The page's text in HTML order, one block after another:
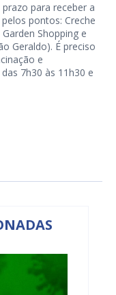
para receber a
pontos: Creche
Shopping e
Geraldo). É preciso
e
7h30 às 11h30 e